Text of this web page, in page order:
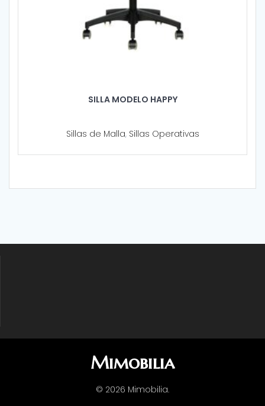
SILLA MODELO HAPPY
Sillas de Malla, Sillas Operativas
Mimobilia
© 2026 Mimobilia.